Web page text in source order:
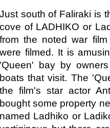
Just south of Faliraki is
cove of LADHIKO or
from the noted war
were filmed. It is
'Queen' bay by
boats that visit. The
the film's star actor
bought some property
named Ladhiko or